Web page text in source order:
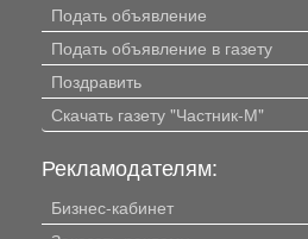
Подать объявление
Подать объявление в газету
Поздравить
Скачать газету "Частник-М"
Рекламодателям:
Бизнес-кабинет